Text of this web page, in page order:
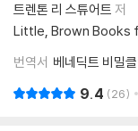
트렌톤 리 스튜어트 저
Little, Brown Books
번역서 베네딕트 비밀
9.4 26